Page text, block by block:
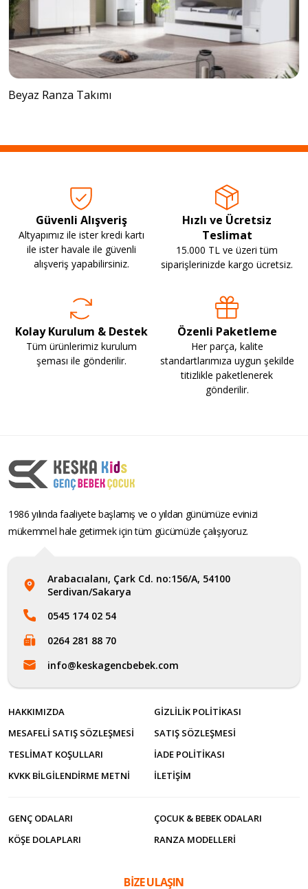
Beyaz Ranza Takımı
Güvenli Alışveriş
Altyapımız ile ister kredi kartı
ile ister havale ile güvenli
alışveriş yapabilirsiniz.
Hızlı ve Ücretsiz
Teslimat
15.000 TL ve üzeri tüm
siparişlerinizde kargo ücretsiz.
Kolay Kurulum & Destek
Tüm ürünlerimiz kurulum
şeması ile gönderilir.
Özenli Paketleme
Her parça, kalite
standartlarımıza uygun şekilde
titizlikle paketlenerek
gönderilir.
1986 yılında faaliyete başlamış ve o yıldan günümüze evinizi
mükemmel hale getirmek için tüm gücümüzle çalışıyoruz.
Arabacıalanı, Çark Cd. no:156/A, 54100
Serdivan/Sakarya
0545 174 02 54
0264 281 88 70
info@keskagencbebek.com
HAKKIMIZDA
GIZLILIK POLITIKASI
MESAFELI SATIŞ SÖZLEŞMESI
SATIŞ SÖZLEŞMESI
TESLIMAT KOŞULLARI
İADE POLITIKASI
KVKK BILGILENDIRME METNI
İLETİŞİM
GENÇ ODALARI
ÇOCUK & BEBEK ODALARI
KÖŞE DOLAPLARI
RANZA MODELLERI
BİZE ULAŞIN